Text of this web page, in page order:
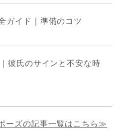
ガイド｜準備のコツ
彼氏のサインと不安な時
ーズの記事一覧はこちら≫